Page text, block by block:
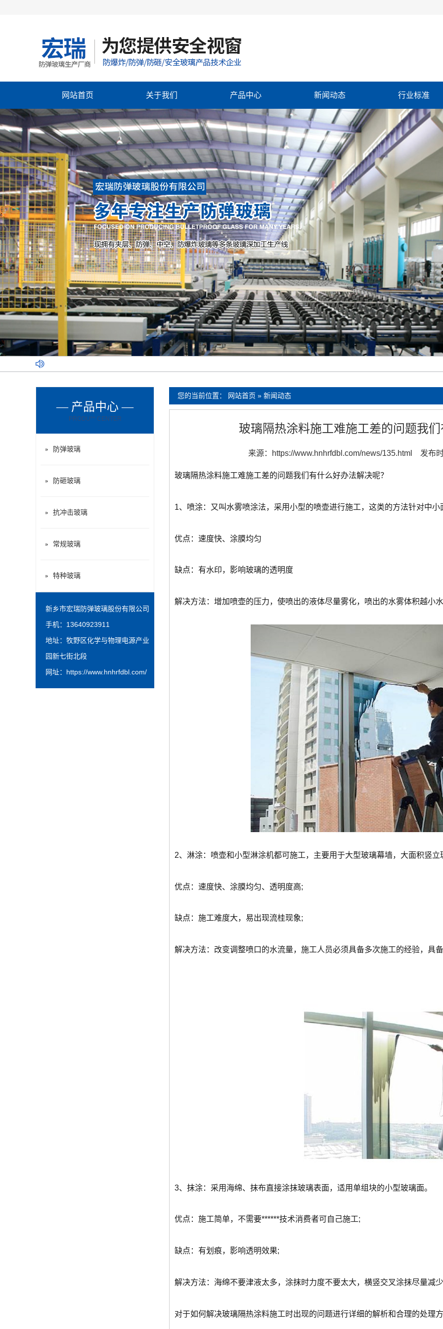
网站首页 关于我们 产品中心 新闻动态 行业标准
您的当前位置： 网站首页 » 新闻动态
玻璃隔热涂料施工难施工差的问题我
来源： https://www.hnhrfdbl.com/news/135.html 发布
玻璃隔热涂料施工难施工差的问题我们有什么好办法解决呢？
1、喷涂：又叫水雾喷涂法，采用小型的喷壶进行施工，这类的方法针对中
优点：速度快、涂膜均匀
缺点：有水印，影响玻璃的透明度
解决方法：增加喷壶的压力，使喷出的液体尽量雾化，喷出的水雾体积越小
2、淋涂：喷壶和小型淋涂机都可施工，主要用于大型玻璃幕墙，大面积竖立
优点：速度快、涂膜均匀、透明度高;
缺点：施工难度大，易出现流桂现象;
解决方法：改变调整喷口的水流量，施工人员必须具备多次施工的经验，具
3、抹涂：采用海绵、抹布直接涂抹玻璃表面，适用单组块的小型玻璃面。
优点：施工简单，不需要******技术消费者可自己施工;
缺点：有划痕，影响透明效果;
解决方法：海绵不要津液太多，涂抹时力度不要太大，横竖交叉涂抹尽量减
对于如何解决玻璃隔热涂料施工时出现的问题进行详细的解析和合理的处理
— 产品中心 —
PRODU** CENTER
防弹玻璃
防砸玻璃
抗冲击玻璃
常规玻璃
特种玻璃
新乡市宏瑞防弹玻璃股份有限公司
手机：13640923911
地址：牧野区化学与物理电源产业
园新七街北段
网址： https://www.hnhrfdbl.com/